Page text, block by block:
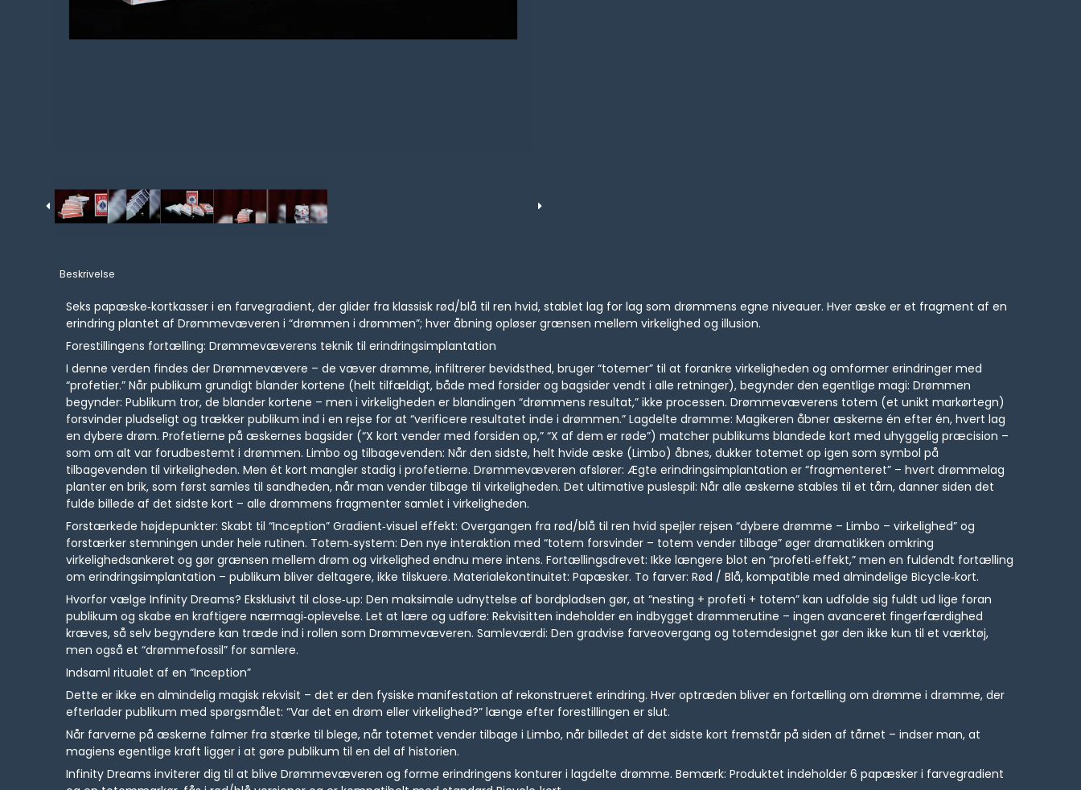
Beskrivelse
Seks papæske‑kortkasser i en farvegradient, der glider fra klassisk rød/blå til ren hvid, stablet lag for lag som drømmens egne niveauer. Hver æske er et fragment af en
erindring plantet af Drømmevæveren i “drømmen i drømmen”; hver åbning opløser grænsen mellem virkelighed og illusion.
Forestillingens fortælling: Drømmevæverens teknik til erindringsimplantation
I denne verden findes der Drømmevævere – de væver drømme, infiltrerer bevidsthed, bruger “totemer” til at forankre virkeligheden og omformer erindringer med
“profetier.” Når publikum grundigt blander kortene (helt tilfældigt, både med forsider og bagsider vendt i alle retninger), begynder den egentlige magi: Drømmen
begynder: Publikum tror, de blander kortene – men i virkeligheden er blandingen “drømmens resultat,” ikke processen. Drømmevæverens totem (et unikt markørtegn)
forsvinder pludseligt og trækker publikum ind i en rejse for at “verificere resultatet inde i drømmen.” Lagdelte drømme: Magikeren åbner æskerne én efter én, hvert lag
en dybere drøm. Profetierne på æskernes bagsider (“X kort vender med forsiden op,” “X af dem er røde”) matcher publikums blandede kort med uhyggelig præcision –
som om alt var forudbestemt i drømmen. Limbo og tilbagevenden: Når den sidste, helt hvide æske (Limbo) åbnes, dukker totemet op igen som symbol på
tilbagevenden til virkeligheden. Men ét kort mangler stadig i profetierne. Drømmevæveren afslører: Ægte erindringsimplantation er “fragmenteret” – hvert drømmelag
planter en brik, som først samles til sandheden, når man vender tilbage til virkeligheden. Det ultimative puslespil: Når alle æskerne stables til et tårn, danner siden det
fulde billede af det sidste kort – alle drømmens fragmenter samlet i virkeligheden.
Forstærkede højdepunkter: Skabt til “Inception” Gradient‑visuel effekt: Overgangen fra rød/blå til ren hvid spejler rejsen “dybere drømme – Limbo – virkelighed” og
forstærker stemningen under hele rutinen. Totem‑system: Den nye interaktion med “totem forsvinder – totem vender tilbage” øger dramatikken omkring
virkelighedsankeret og gør grænsen mellem drøm og virkelighed endnu mere intens. Fortællingsdrevet: Ikke længere blot en “profeti‑effekt,” men en fuldendt fortælling
om erindringsimplantation – publikum bliver deltagere, ikke tilskuere. Materialekontinuitet: Papæsker. To farver: Rød / Blå, kompatible med almindelige Bicycle‑kort.
Hvorfor vælge Infinity Dreams? Eksklusivt til close‑up: Den maksimale udnyttelse af bordpladsen gør, at “nesting + profeti + totem” kan udfolde sig fuldt ud lige foran
publikum og skabe en kraftigere nærmagi‑oplevelse. Let at lære og udføre: Rekvisitten indeholder en indbygget drømmerutine – ingen avanceret fingerfærdighed
kræves, så selv begyndere kan træde ind i rollen som Drømmevæveren. Samleværdi: Den gradvise farveovergang og totemdesignet gør den ikke kun til et værktøj,
men også et “drømmefossil” for samlere.
Indsaml ritualet af en “Inception”
Dette er ikke en almindelig magisk rekvisit – det er den fysiske manifestation af rekonstrueret erindring. Hver optræden bliver en fortælling om drømme i drømme, der
efterlader publikum med spørgsmålet: “Var det en drøm eller virkelighed?” længe efter forestillingen er slut.
Når farverne på æskerne falmer fra stærke til blege, når totemet vender tilbage i Limbo, når billedet af det sidste kort fremstår på siden af tårnet – indser man, at
magiens egentlige kraft ligger i at gøre publikum til en del af historien.
Infinity Dreams inviterer dig til at blive Drømmevæveren og forme erindringens konturer i lagdelte drømme. Bemærk: Produktet indeholder 6 papæsker i farvegradient